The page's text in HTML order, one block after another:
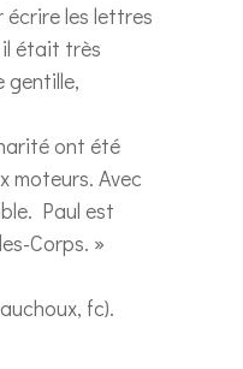
écrire les lettres
il était très
gentille,
ont été
moteurs. Avec
Paul est
Corps. »
fc).